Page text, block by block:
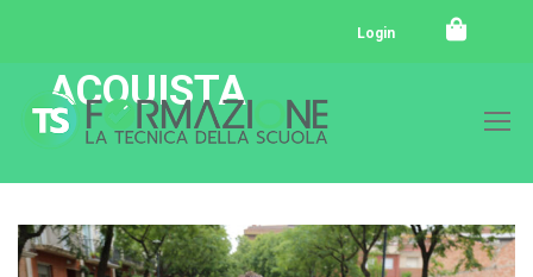
Login
ACQUISTA